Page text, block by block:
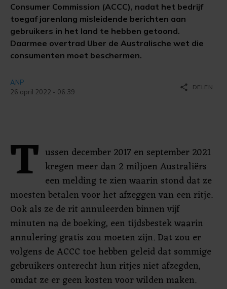
Consumer Commission (ACCC), nadat het bedrijf
toegaf jarenlang misleidende berichten aan
gebruikers in het land te hebben getoond.
Daarmee overtrad Uber de Australische wet die
consumenten moet beschermen.
ANP
26 april 2022 - 06:39
share DELEN
T ussen december 2017 en september 2021
kregen meer dan 2 miljoen Australiërs
een melding te zien waarin stond dat ze
moesten betalen voor het afzeggen van een ritje.
Ook als ze de rit annuleerden binnen vijf
minuten na de boeking, een tijdsbestek waarin
annulering gratis zou moeten zijn. Dat zou er
volgens de ACCC toe hebben geleid dat sommige
gebruikers onterecht hun ritjes niet afzegden,
omdat ze er geen kosten voor wilden maken.